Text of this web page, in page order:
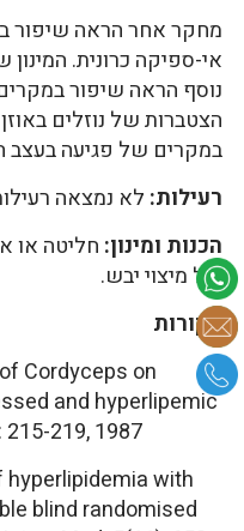
מחקר אחר הראה שיפור
נוסף הראה שיפור
הצטברות של נוזלים
במקרים של פגיעה בעצב
רעילות: לא נמצאה
הכנות ומינון:
של מיצוי יבש.
מקורות
Cordyceps on
and hyperlipemic
219, 1987
hyperlipidemia with
blind randomised